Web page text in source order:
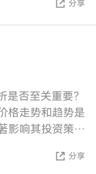
分享
否至关重要？
格走势和趋势是
影响其投资策略
分享